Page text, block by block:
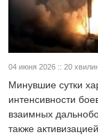
04 июня 2026 :: 20
Минувшие сутки
интенсивности
взаимных
также